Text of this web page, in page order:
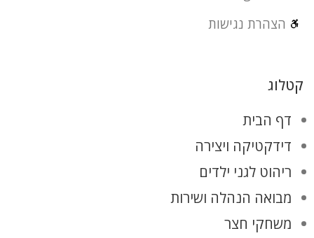
הצהרת נגישות
קטלוג
דף הבית
דידקטיקה ויצירה
ריהוט לגני ילדים
מבואה הנהלה ושירות
משחקי חצר